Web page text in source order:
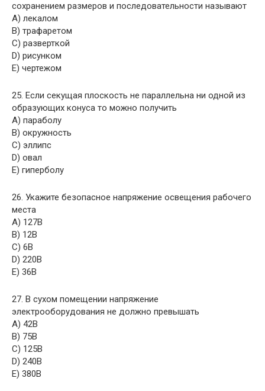
сохранением размеров и последовательности называют
A) лекалом
B) трафаретом
C) разверткой
D) рисунком
E) чертежом
25. Если секущая плоскость не параллельна ни одной из
образующих конуса то можно получить
A) параболу
B) окружность
C) эллипс
D) овал
E) гиперболу
26. Укажите безопасное напряжение освещения рабочего
места
A) 127В
B) 12В
C) 6В
D) 220В
E) 36В
27. В сухом помещении напряжение
электрооборудования не должно превышать
A) 42В
B) 75В
C) 125В
D) 240В
E) 380В